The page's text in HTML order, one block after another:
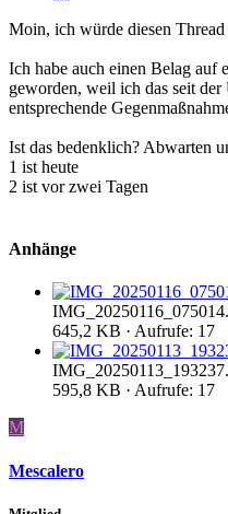
Moin, ich würde diesen
Ich habe auch einen Belag auf
geworden, weil ich das seit
entsprechende
Ist das bedenklich? Abwarten
1 ist heute
2 ist vor zwei Tagen
Anhänge
645,2 KB · Aufrufe: 17
595,8 KB · Aufrufe: 17
M
Mescalero